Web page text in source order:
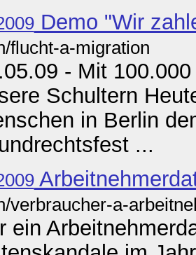
Demo "Wir
flucht-a-migration
- Mit
Schultern
in Berlin
...
verbraucher-a-
ein